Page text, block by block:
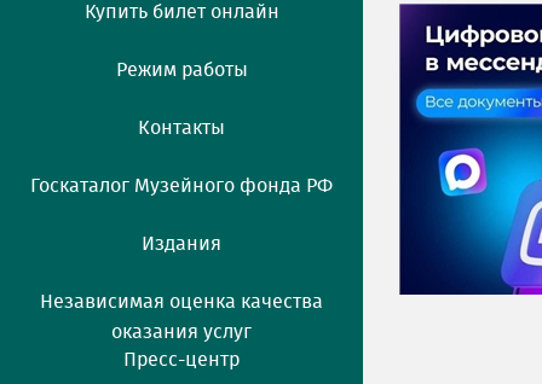
Купить билет онлайн
Режим работы
Контакты
Госкаталог Музейного фонда РФ
Издания
Независимая оценка качества
оказания услуг
Пресс-центр